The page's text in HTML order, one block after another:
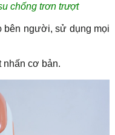
chống trơn trượt
bên người, sử dụng mọi
nhấn cơ bản.